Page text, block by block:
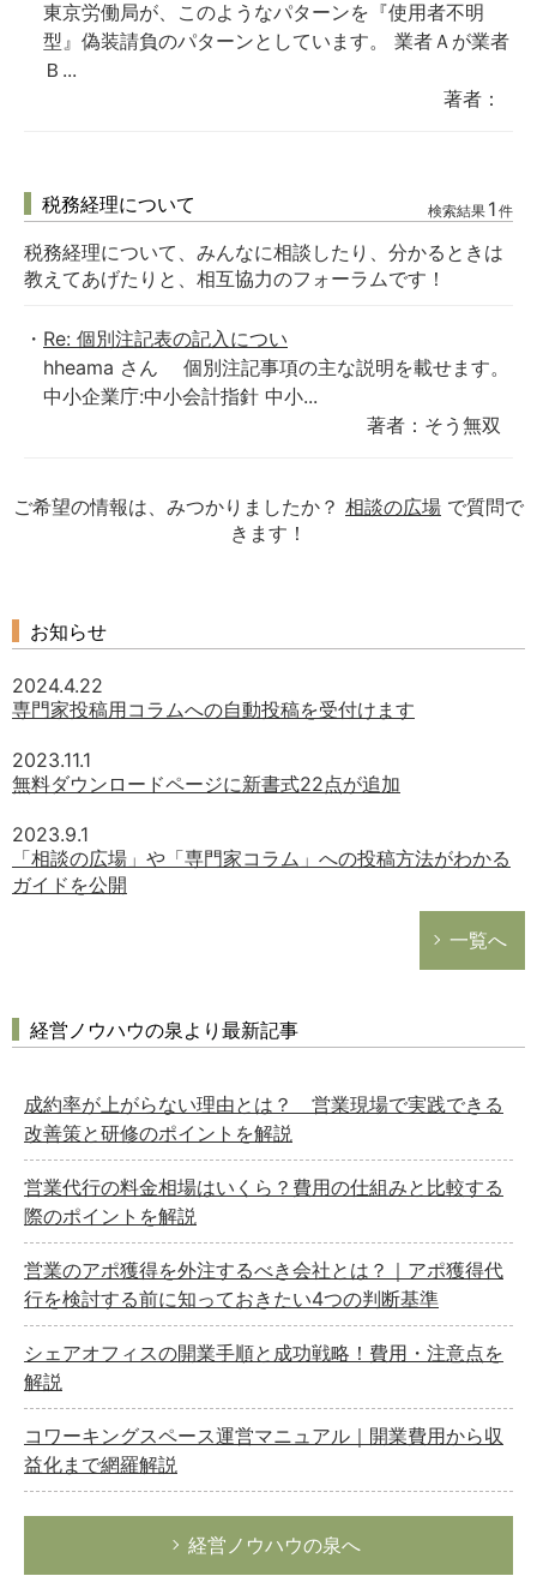
東京労働局が、このようなパターンを『使用者不明
型』偽装請負のパターンとしています。 業者Ａが業者
Ｂ...
著者：
税務経理について 検索結果 1 件
税務経理について、みんなに相談したり、分かるときは
教えてあげたりと、相互協力のフォーラムです！
Re: 個別注記表の記入につい
hheama さん 個別注記事項の主な説明を載せます。
中小企業庁:中小会計指針 中小...
著者：そう無双
ご希望の情報は、みつかりましたか？ 相談の広場 で質問で
きます！
お知らせ
2024.4.22
専門家投稿用コラムへの自動投稿を受付けます
2023.11.1
無料ダウンロードページに新書式22点が追加
2023.9.1
「相談の広場」や「専門家コラム」への投稿方法がわかる
ガイドを公開
一覧へ
経営ノウハウの泉より最新記事
成約率が上がらない理由とは？ 営業現場で実践できる
改善策と研修のポイントを解説
営業代行の料金相場はいくら？費用の仕組みと比較する
際のポイントを解説
営業のアポ獲得を外注するべき会社とは？｜アポ獲得代
行を検討する前に知っておきたい4つの判断基準
シェアオフィスの開業手順と成功戦略！費用・注意点を
解説
コワーキングスペース運営マニュアル｜開業費用から収
益化まで網羅解説
経営ノウハウの泉へ